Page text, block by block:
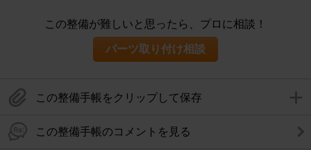
この整備が難しいと思ったら、プロに相談！
パーツ取り付け相談
この整備手帳をクリップして保存
この整備手帳のコメントを見る